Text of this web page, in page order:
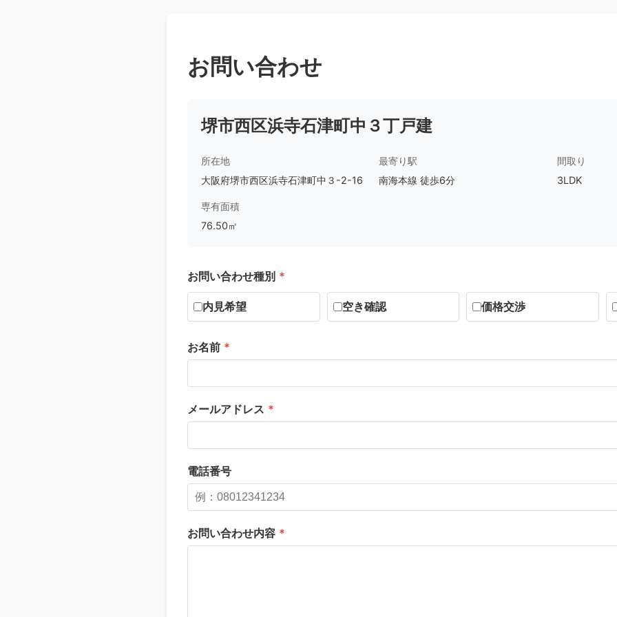
お問い合わせ
堺市西区浜寺石津町中３丁戸建
所在地
大阪府堺市西区浜寺石津町中３-2-16
最寄り駅
南海本線 徒歩6分
間取り
3LDK
専有面積
76.50㎡
お問い合わせ種別 *
内見希望 空き確認 価格交渉
お名前 *
メールアドレス *
電話番号
お問い合わせ内容 *